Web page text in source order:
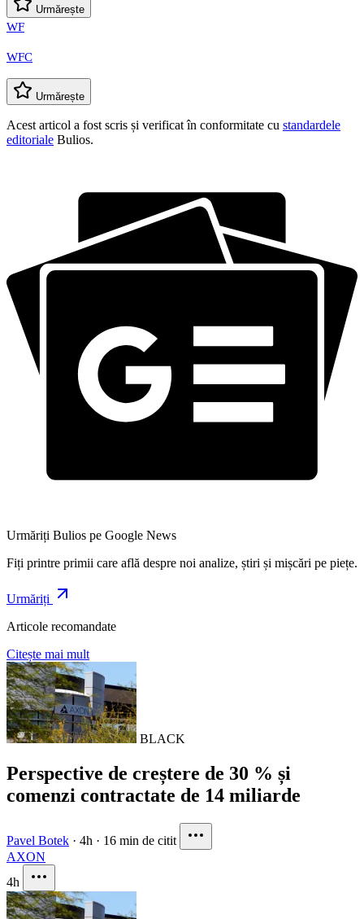
Urmărește
WF
WFC
Urmărește
Acest articol a fost scris și verificat în conformitate cu standardele
editoriale Bulios.
Urmăriți Bulios pe Google News
Fiți printre primii care află despre noi analize, știri și mișcări pe piețe.
Urmăriți
Articole recomandate
Citește mai mult
BLACK
Perspective de creștere de 30 % și
comenzi contractate de 14 miliarde
Pavel Botek · 4h · 16 min de citit
AXON
4h